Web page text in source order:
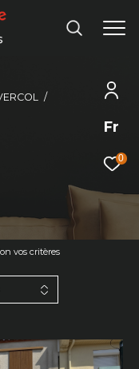
Fr
0
vos critères